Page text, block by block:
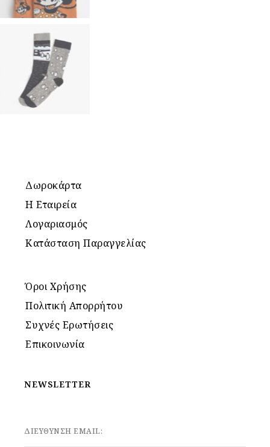
Δωροκάρτα
Η Εταιρεία
Λογαριασμός
Κατάσταση Παραγγελίας
Όροι Χρήσης
Πολιτική Απορρήτου
Συχνές Ερωτήσεις
Επικοινωνία
NEWSLETTER
ΔΙΕΥΘΥΝΣΗ EMAIL: